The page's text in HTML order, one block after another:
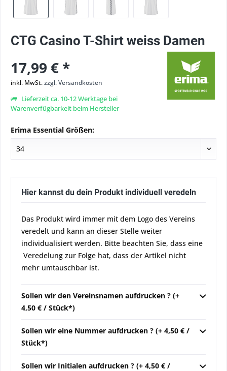
CTG Casino T-Shirt weiss Damen
17,99 € *
inkl. MwSt.zzgl. Versandkosten
Lieferzeit ca. 10-12 Werktage bei
Warenverfügbarkeit beim Hersteller
Erima Essential Größen:
Hier kannst du dein Produkt individuell veredeln
Das Produkt wird immer mit dem Logo des Vereins
veredelt und kann an dieser Stelle weiter
individualisiert werden. Bitte beachten Sie, dass eine
Veredelung zur Folge hat, dass der Artikel nicht
mehr umtauschbar ist.
Sollen wir den Vereinsnamen aufdrucken ? (+
4,50 € / Stück*)
Sollen wir eine Nummer aufdrucken ? (+ 4,50 € /
Stück*)
Sollen wir Initialen aufdrucken ? (+ 4,50 € /